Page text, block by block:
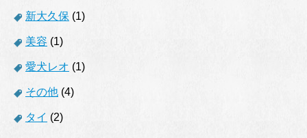
新大久保 (1)
美容 (1)
愛犬レオ (1)
その他 (4)
タイ (2)